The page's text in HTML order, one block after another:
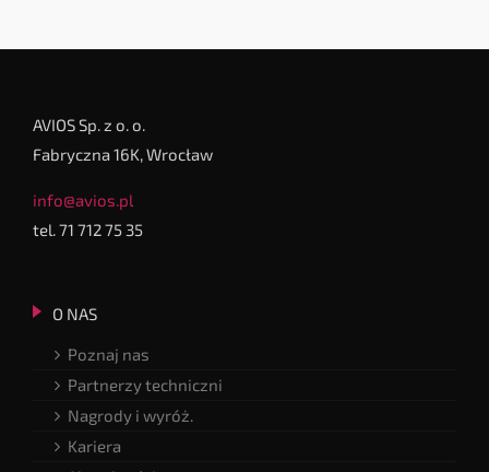
AVIOS Sp. z o. o.
Fabryczna 16K, Wrocław
info@avios.pl
tel. 71 712 75 35
O NAS
Poznaj nas
Partnerzy techniczni
Nagrody i wyróż.
Kariera